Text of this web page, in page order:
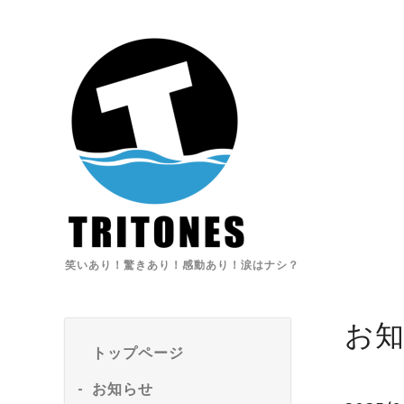
笑いあり！驚きあり！感動あり！涙はナシ？
トップページ
お知らせ
お